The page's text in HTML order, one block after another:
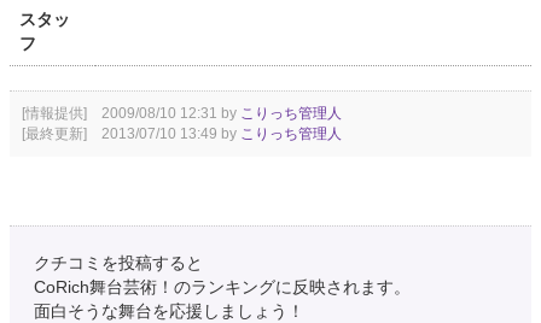
スタッ
フ
[情報提供] 2009/08/10 12:31 by こりっち管理人
[最終更新] 2013/07/10 13:49 by こりっち管理人
クチコミを投稿すると
CoRich舞台芸術！のランキングに反映されます。
面白そうな舞台を応援しましょう！